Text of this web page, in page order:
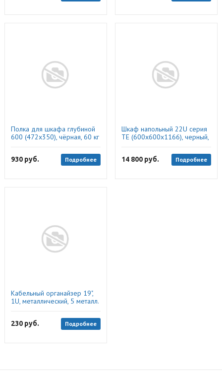
Полка для шкафа глубиной
600 (472x350), чёрная, 60 кг
930 руб. Подробнее
Шкаф напольный 22U серия
TE (600х600х1166), черный,
14 800 руб. Подробнее
Кабельный органайзер 19",
1U, металлический, 5 металл.
230 руб. Подробнее